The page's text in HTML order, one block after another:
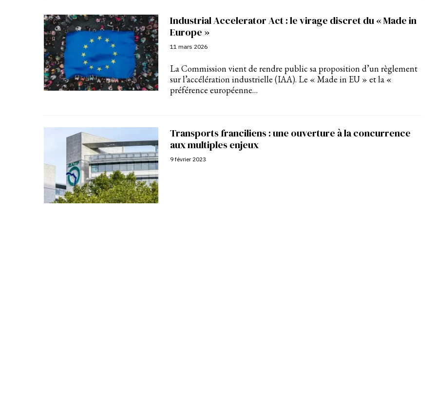
Industrial Accelerator Act : le virage discret du « Made in
Europe »
11 mars 2026
La Commission vient de rendre public sa proposition d’un règlement
sur l’accélération industrielle (IAA). Le « Made in EU » et la «
préférence européenne…
Transports franciliens : une ouverture à la concurrence
aux multiples enjeux
9 février 2023